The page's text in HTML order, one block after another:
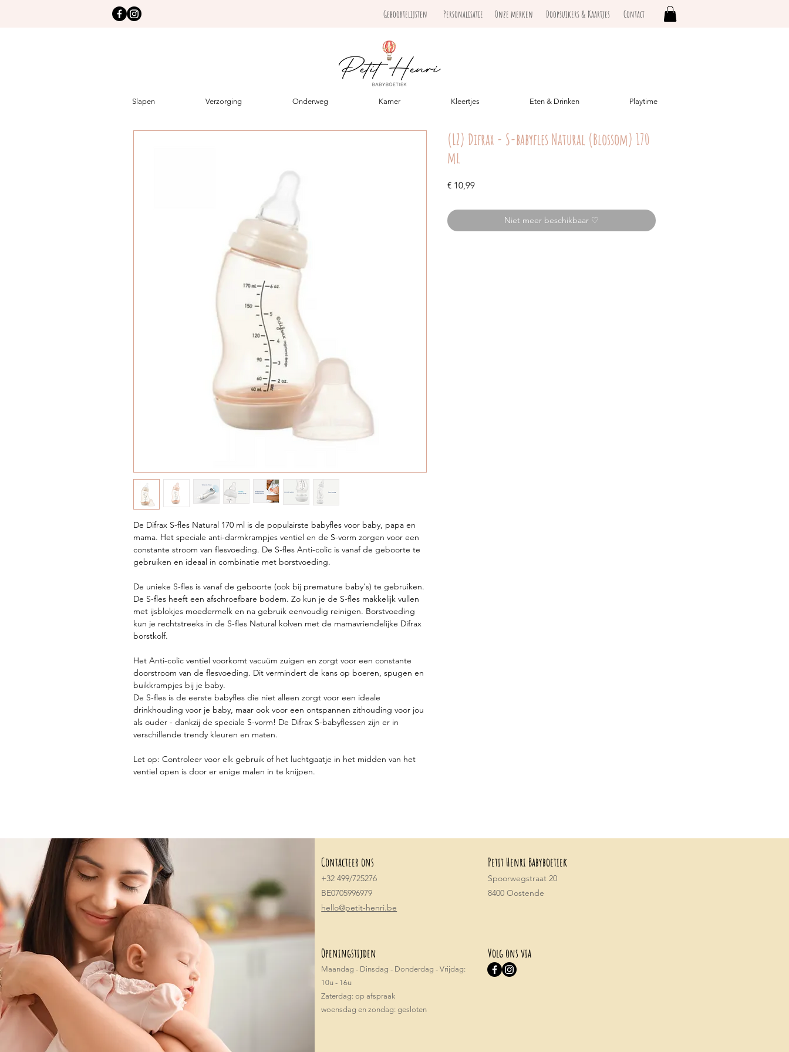
Geboortelijsten Doopsuikers & Kaartjes Contact
Onze merken
Personalisatie
Slapen Verzorging Onderweg Kamer Kleertjes Eten & Drinken Playtime
De Difrax S-fles Natural 170 ml is de populairste babyfles voor baby, papa en
mama. Het speciale anti-darmkrampjes ventiel en de S-vorm zorgen voor een
constante stroom van flesvoeding. De S-fles Anti-colic is vanaf de geboorte te
gebruiken en ideaal in combinatie met borstvoeding.
De unieke S-fles is vanaf de geboorte (ook bij premature baby's) te gebruiken.
De S-fles heeft een afschroefbare bodem. Zo kun je de S-fles makkelijk vullen
met ijsblokjes moedermelk en na gebruik eenvoudig reinigen. Borstvoeding
kun je rechtstreeks in de S-fles Natural kolven met de mamavriendelijke Difrax
borstkolf.
Het Anti-colic ventiel voorkomt vacuüm zuigen en zorgt voor een constante
doorstroom van de flesvoeding. Dit vermindert de kans op boeren, spugen en
buikkrampjes bij je baby.
De S-fles is de eerste babyfles die niet alleen zorgt voor een ideale
drinkhouding voor je baby, maar ook voor een ontspannen zithouding voor jou
als ouder - dankzij de speciale S-vorm! De Difrax S-babyflessen zijn er in
verschillende trendy kleuren en maten.
Let op: Controleer voor elk gebruik of het luchtgaatje in het midden van het
ventiel open is door er enige malen in te knijpen.
(LZ) Difrax - S-babyfles Natural (Blossom) 170
ml
€ 10,99Prijs
Niet meer beschikbaar ♡
Contacteer ons
+32 499/725276
BE0705996979
hello@petit-henri.be
Petit Henri Babyboetiek
Spoorwegstraat 20
8400 Oostende
Openingstijden
Maandag - Dinsdag - Donderdag - Vrijdag:
10u - 16u
​​Zaterdag: op afspraak
woensdag en zondag: gesloten
Volg ons via